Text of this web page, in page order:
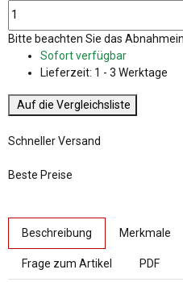
xBitte beachten Sie das
Sofort verfügbar
Lieferzeit: 1 - 3 Werktage
Auf die Vergleichsliste
Schneller Versand
Beste Preise
Beschreibung Merkmale
Frage zum Artikel PDF